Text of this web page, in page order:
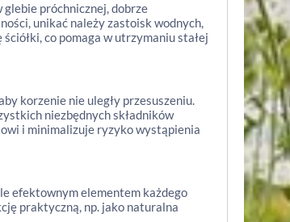
próchnicznej, dobrze
unikać należy zastoisk wodnych,
co pomaga w utrzymaniu stałej
korzenie nie uległy przesuszeniu.
niezbędnych składników
i minimalizuje ryzyko wystąpienia
efektownym elementem każdego
praktyczną, np. jako naturalna